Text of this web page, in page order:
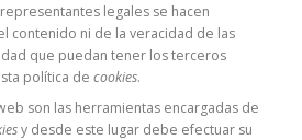
legales se hacen
contenido ni de la veracidad de las
que puedan tener los terceros
política de cookies.
son las herramientas encargadas de
y desde este lugar debe efectuar su